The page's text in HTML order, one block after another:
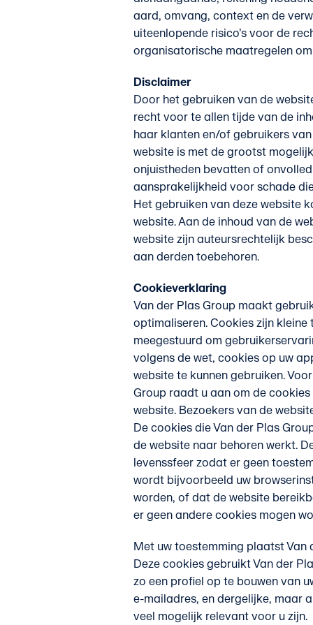
aard, omvang, context en de
uiteenlopende risico’s voor de
organisatorische maatregelen
Disclaimer
Door het gebruiken van de
recht voor te allen tijde van de
haar klanten en/of gebruikers
website is met de grootst
onjuistheden bevatten of
aansprakelijkheid voor schade
Het gebruiken van deze website
website. Aan de inhoud van de
website zijn auteursrechtelijk
aan derden toebehoren.
Cookieverklaring
Van der Plas Group maakt
optimaliseren. Cookies zijn
meegestuurd om
volgens de wet, cookies op uw
website te kunnen gebruiken.
Group raadt u aan om de
website. Bezoekers van de
De cookies die Van der Plas
de website naar behoren werkt.
levenssfeer zodat er geen
wordt bijvoorbeeld uw
worden, of dat de website
er geen andere cookies mogen
Met uw toestemming plaatst Van
Deze cookies gebruikt Van der
zo een profiel op te bouwen van
e-mailadres, en dergelijke, maar
veel mogelijk relevant voor u zijn.